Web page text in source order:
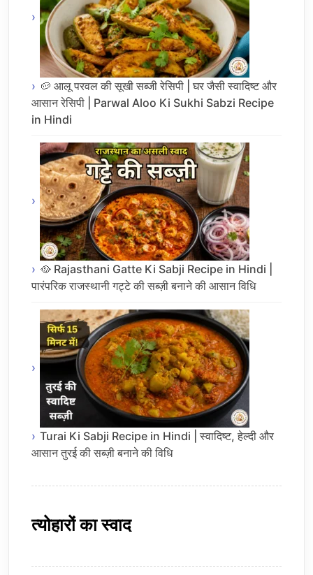
🥔 आलू परवल की सूखी सब्जी रेसिपी | घर जैसी स्वादिष्ट और
आसान रेसिपी | Parwal Aloo Ki Sukhi Sabzi Recipe
in Hindi
🥘 Rajasthani Gatte Ki Sabji Recipe in Hindi |
पारंपरिक राजस्थानी गट्टे की सब्ज़ी बनाने की आसान विधि
Turai Ki Sabji Recipe in Hindi | स्वादिष्ट, हेल्दी और
आसान तुरई की सब्ज़ी बनाने की विधि
त्योहारों का स्वाद